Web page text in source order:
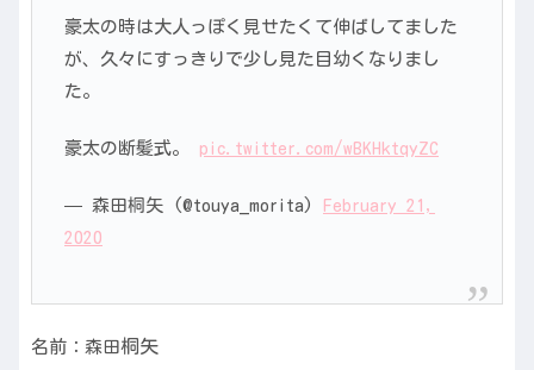
豪太の時は大人っぽく見せたくて伸ばしてました
が、久々にすっきりで少し見た目幼くなりまし
た。
豪太の断髪式。 pic.twitter.com/wBKHktqyZC
— 森田桐矢 (@touya_morita)
February 21,
2020
名前：森田桐矢